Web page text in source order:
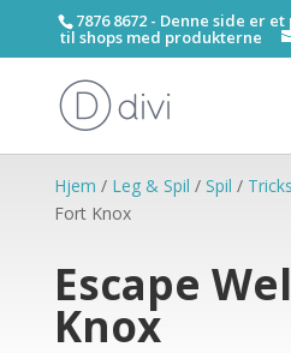
7876 8672 - Denne side er
til shops med produkterne
Hjem / Leg & Spil / Spil /
Fort Knox
Escape
Knox